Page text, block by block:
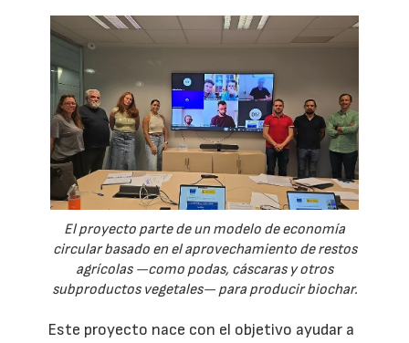
El proyecto parte de un modelo de economía
circular basado en el aprovechamiento de restos
agrícolas —como podas, cáscaras y otros
subproductos vegetales— para producir biochar.
Este proyecto nace con el objetivo ayudar a